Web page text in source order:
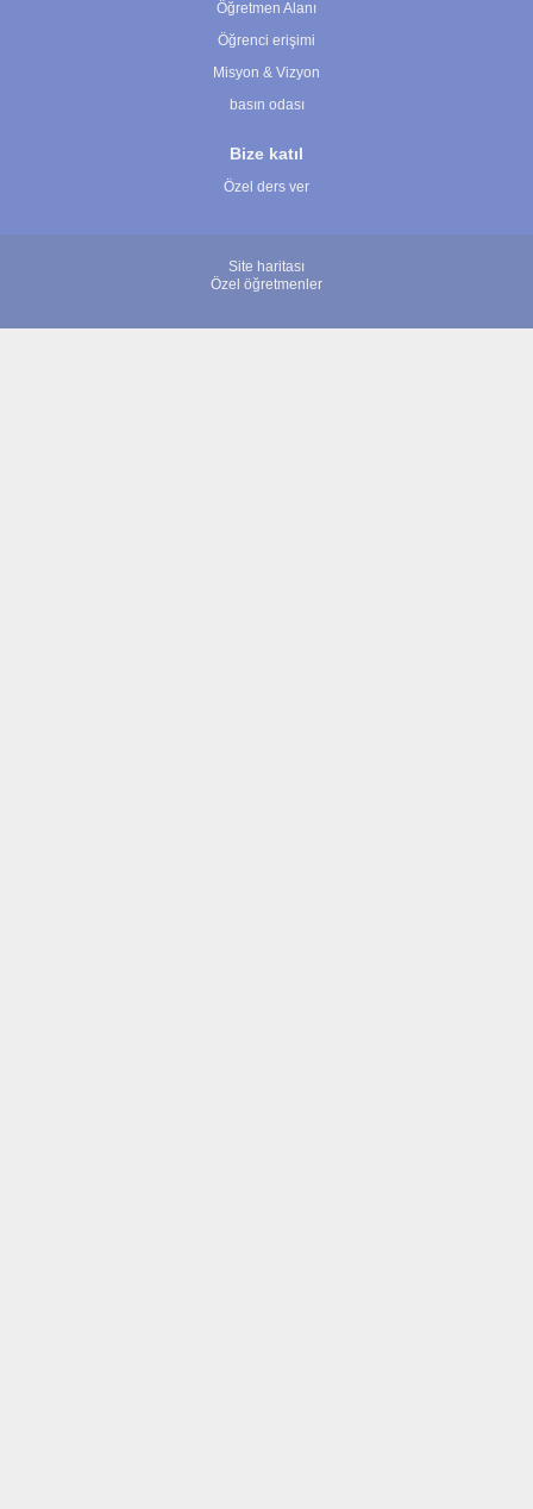
Öğretmen Alanı
Öğrenci erişimi
Misyon & Vizyon
basın odası
Bize katıl
Özel ders ver
Site haritası
Özel öğretmenler